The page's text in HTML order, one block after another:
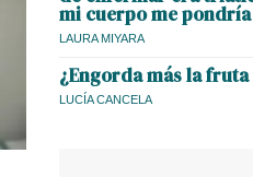
mi cuerpo me
LAURA MIYARA
¿Engorda más la
LUCÍA CANCELA